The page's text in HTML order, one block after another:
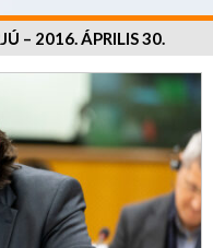
– 2016. ÁPRILIS 30.